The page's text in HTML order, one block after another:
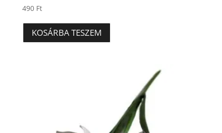
490 Ft
KOSÁRBA TESZEM